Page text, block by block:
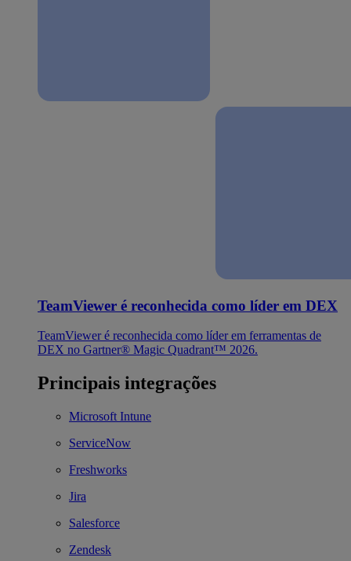
TeamViewer é reconhecida como líder em DEX
TeamViewer é reconhecida como líder em ferramentas de
DEX no Gartner® Magic Quadrant™ 2026.
Principais integrações
Microsoft Intune
ServiceNow
Freshworks
Jira
Salesforce
Zendesk